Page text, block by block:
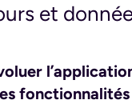
et
fonctionnalités